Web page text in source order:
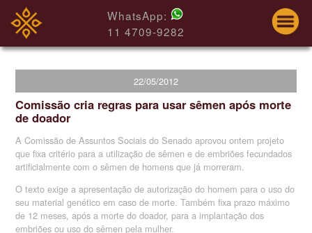
WhatsApp:
11 4709-9282
22/05/2012
Comissão cria regras para usar sêmen após morte
de doador
A Comissão de Assuntos Sociais do Senado aprovou ontem projeto
que fixa critério para a utilização de sêmen e de embriões fecundados
artificialmente com o sêmen de homens que já morreram.
O texto exige a apresentação de autorização do homem para o uso do
seu material genético em caso de morte. Também fixa prazo máximo
de 12 meses, após a morte do doador, para a implantação dos
embriões ou uso do sêmen pela mulher.